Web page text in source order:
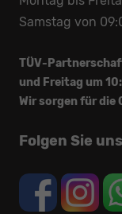
Samstag von
TÜV-
und Freitag um
Wir sorgen für die
Folgen Sie uns